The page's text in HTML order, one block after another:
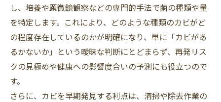
し、培養や顕微鏡観察などの専門的手法で菌の種類や量
を特定します。これにより、どのような種類のカビがど
の程度存在しているのかが明確になり、単に「カビがあ
るかないか」という曖昧な判断にとどまらず、再発リス
クの見極めや健康への影響度合いの予測にも役立つので
す。
さらに、カビを早期発見する利点は、清掃や除去作業の